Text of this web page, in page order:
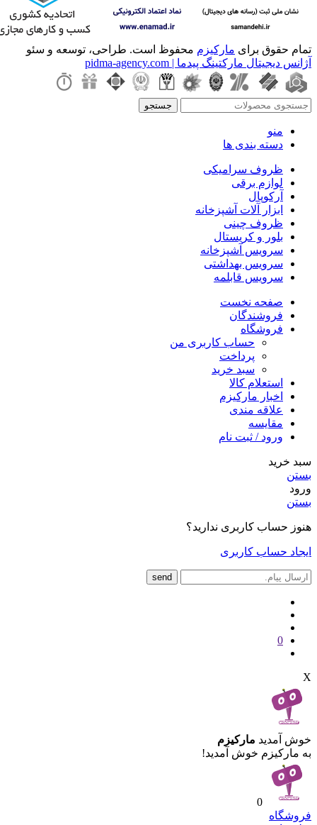
تمام حقوق برای مارکیزم محفوظ است. طراحی، توسعه و سئو
آژانس دیجیتال مارکتینگ پیدما | pidma-agency.com
جستجو
منو
دسته بندی ها
ظروف سرامیکی
لوازم برقی
آرکوپال
ابزار آلات آشپزخانه
ظروف چینی
بلور و کریستال
سرویس آشپزخانه
سرویس بهداشتی
سرویس قابلمه
صفحه نخست
فروشندگان
فروشگاه
حساب کاربری من
پرداخت
سبد خرید
استعلام کالا
اخبار مارکیزم
علاقه مندی
مقایسه
ورود / ثبت نام
سبد خرید
بستن
ورود
بستن
هنوز حساب کاربری ندارید؟
ایجاد حساب کاربری
send
0
X
خوش آمدید مارکیزم
به مارکیزم خوش آمدید!
0
فروشگاه